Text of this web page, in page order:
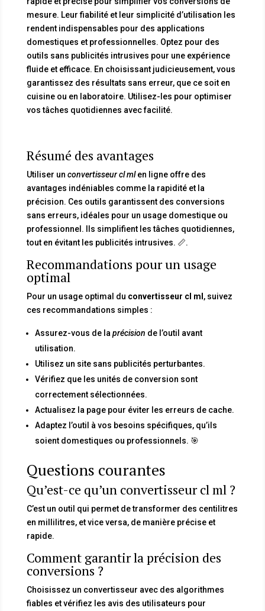
mesure. Leur fiabilité et leur simplicité d’utilisation les
rendent indispensables pour des applications
domestiques et professionnelles. Optez pour des
outils sans publicités intrusives pour une expérience
fluide et efficace. En choisissant judicieusement, vous
garantissez des résultats sans erreur, que ce soit en
cuisine ou en laboratoire. Utilisez-les pour optimiser
vos tâches quotidiennes avec facilité.
Résumé des avantages
Utiliser un convertisseur cl mlen ligne offre des
avantages indéniables comme la rapidité et la
précision. Ces outils garantissent des conversions
sans erreurs, idéales pour un usage domestique ou
professionnel. Ils simplifient les tâches quotidiennes,
tout en évitant les publicités intrusives. 📏.
Recommandations pour un usage
optimal
Pour un usage optimal du convertisseur cl ml , suivez
ces recommandations simples :
Assurez-vous de la précision de l’outil avant
utilisation.
Utilisez un site sans publicités perturbantes.
Vérifiez que les unités de conversion sont
correctement sélectionnées.
Actualisez la page pour éviter les erreurs de cache.
Adaptez l’outil à vos besoins spécifiques, qu’ils
soient domestiques ou professionnels. 🎯
Questions courantes
Qu’est-ce qu’un convertisseur cl ml ?
C’est un outil qui permet de transformer des centilitres
en millilitres, et vice versa, de manière précise et
rapide.
Comment garantir la précision des
conversions ?
Choisissez un convertisseur avec des algorithmes
fiables et vérifiez les avis des utilisateurs pour